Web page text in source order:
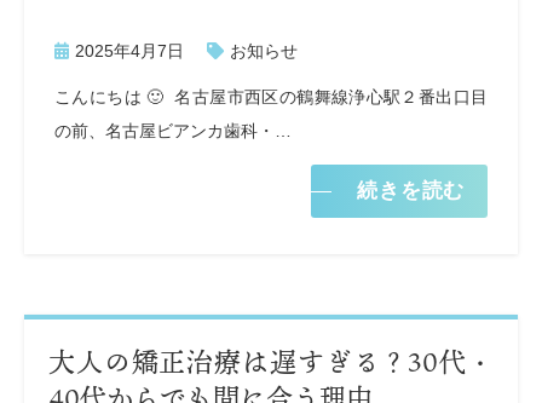
2025年4月7日 お知らせ
こんにちは 🙂 名古屋市西区の鶴舞線浄心駅２番出口目
の前、名古屋ビアンカ歯科・…
続きを読む
大人の矯正治療は遅すぎる？30代・